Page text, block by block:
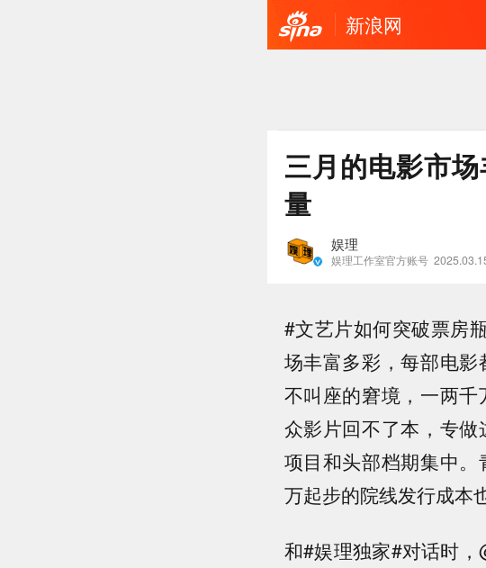
新浪网
三月的电影市
量
娱理
娱理工作室官方账号
#文艺片如何突破票房
场丰富多彩，每部电
不叫座的窘境，一两
众影片回不了本，专
项目和头部档期集中
万起步的院线发行成本
和#娱理独家#对话时